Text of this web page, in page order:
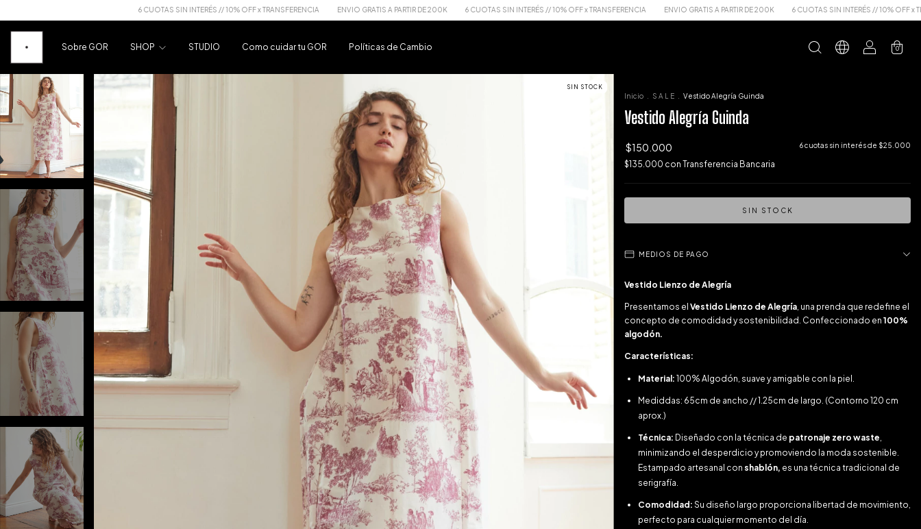
6 CUOTAS SIN INTERÉS // 10% OFF x TRANSFERENCIA ENVIO GRATIS A PARTIR DE 200K 6 CUOTAS SIN INTERÉS // 10% OFF x TRANSFERENCIA ENVIO GRATIS A PARTIR DE 200K 6 CUOTAS SIN INTERÉS // 10% OFF x TRANSFERENCIA
Sobre GOR SHOP STUDIO Como cuidar tu GOR Políticas de Cambio 0
SIN STOCK
Inicio S A L E Vestido Alegría Guinda
Vestido Alegría Guinda
$150.000 6cuotas sin interés de $25.000
$135.000 con Transferencia Bancaria
MEDIOS DE PAGO
Vestido Lienzo de Alegría
Presentamos el Vestido Lienzo de Alegría, una prenda que redefine el
concepto de comodidad y sostenibilidad. Confeccionado en 100%
algodón.
Características:
Material: 100% Algodón, suave y amigable con la piel.
Mediddas: 65cm de ancho // 1.25cm de largo. (Contorno 120 cm
aprox.)
Técnica: Diseñado con la técnica de patronaje zero waste,
minimizando el desperdicio y promoviendo la moda sostenible.
Estampado artesanal con shablón, es una técnica tradicional de
serigrafía.
Comodidad: Su diseño largo proporciona libertad de movimiento,
perfecto para cualquier momento del día.